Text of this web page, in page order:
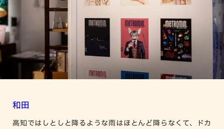
和田
高知ではしとしと降るような雨はほとんど降らなくて、ドカ